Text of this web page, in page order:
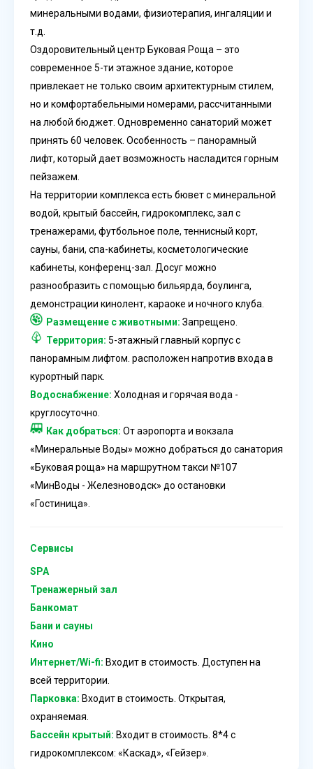
минеральными водами, физиотерапия, ингаляции и
т.д.
Оздоровительный центр Буковая Роща – это
современное 5-ти этажное здание, которое
привлекает не только своим архитектурным стилем,
но и комфортабельными номерами, рассчитанными
на любой бюджет. Одновременно санаторий может
принять 60 человек. Особенность – панорамный
лифт, который дает возможность насладится горным
пейзажем.
На территории комплекса есть бювет с минеральной
водой, крытый бассейн, гидрокомплекс, зал с
тренажерами, футбольное поле, теннисный корт,
сауны, бани, спа-кабинеты, косметологические
кабинеты, конференц-зал. Досуг можно
разнообразить с помощью бильярда, боулинга,
демонстрации кинолент, караоке и ночного клуба.
Размещение с животными: Запрещено.
Территория: 5-этажный главный корпус с
панорамным лифтом. расположен напротив входа в
курортный парк.
Водоснабжение: Холодная и горячая вода -
круглосуточно.
Как добраться: От аэропорта и вокзала
«Минеральные Воды» можно добраться до санатория
«Буковая роща» на маршрутном такси №107
«МинВоды - Железноводск» до остановки
«Гостиница».
Сервисы
SPA
Тренажерный зал
Банкомат
Бани и сауны
Кино
Интернет/Wi-fi: Входит в стоимость. Доступен на
всей территории.
Парковка: Входит в стоимость. Открытая,
охраняемая.
Бассейн крытый: Входит в стоимость. 8*4 с
гидрокомплексом: «Каскад», «Гейзер».